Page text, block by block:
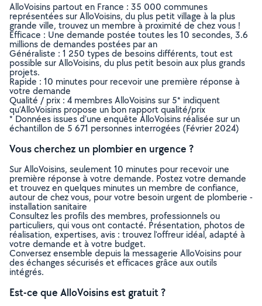
AlloVoisins partout en France : 35 000 communes
représentées sur AlloVoisins, du plus petit village à la plus
grande ville, trouvez un membre à proximité de chez vous !
Efficace : Une demande postée toutes les 10 secondes, 3.6
millions de demandes postées par an
Généraliste : 1 250 types de besoins différents, tout est
possible sur AlloVoisins, du plus petit besoin aux plus grands
projets.
Rapide : 10 minutes pour recevoir une première réponse à
votre demande
Qualité / prix : 4 membres AlloVoisins sur 5* indiquent
qu’AlloVoisins propose un bon rapport qualité/prix
* Données issues d’une enquête AlloVoisins réalisée sur un
échantillon de 5 671 personnes interrogées (Février 2024)
Vous cherchez un plombier en urgence ?
Sur AlloVoisins, seulement 10 minutes pour recevoir une
première réponse à votre demande. Postez votre demande
et trouvez en quelques minutes un membre de confiance,
autour de chez vous, pour votre besoin urgent de plomberie -
installation sanitaire
Consultez les profils des membres, professionnels ou
particuliers, qui vous ont contacté. Présentation, photos de
réalisation, expertises, avis : trouvez l'offreur idéal, adapté à
votre demande et à votre budget.
Conversez ensemble depuis la messagerie AlloVoisins pour
des échanges sécurisés et efficaces grâce aux outils
intégrés.
Est-ce que AlloVoisins est gratuit ?